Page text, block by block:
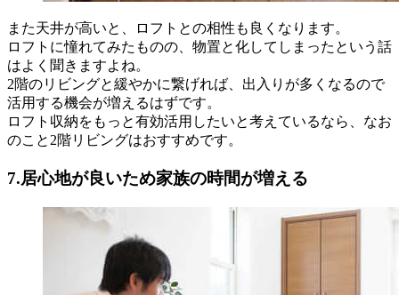
また天井が高いと、ロフトとの相性も良くなります。
ロフトに憧れてみたものの、物置と化してしまったという話
はよく聞きますよね。
2階のリビングと緩やかに繋げれば、出入りが多くなるので
活用する機会が増えるはずです。
ロフト収納をもっと有効活用したいと考えているなら、なお
のこと2階リビングはおすすめです。
7.居心地が良いため家族の時間が増える